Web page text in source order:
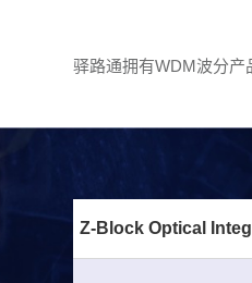
驿路通拥有WDM波分
Z-Block Optical